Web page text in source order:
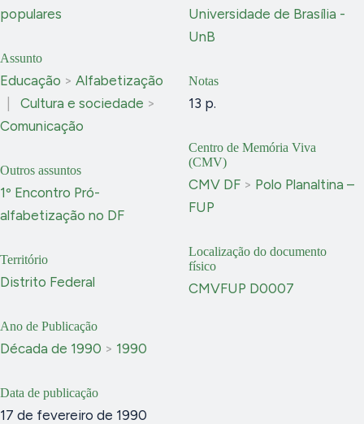
populares
Assunto
Educação > Alfabetização
Cultura e sociedade >
Comunicação
Outros assuntos
1º Encontro Pró-
alfabetização no DF
Território
Distrito Federal
Ano de Publicação
Década de 1990 > 1990
Data de publicação
17 de fevereiro de 1990
Universidade de Brasília -
UnB
Notas
13 p.
Centro de Memória Viva
(CMV)
CMV DF > Polo Planaltina –
FUP
Localização do documento
físico
CMVFUP D0007